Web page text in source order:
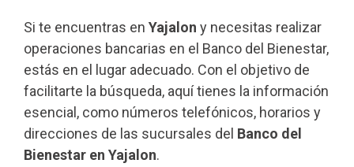
Si te encuentras en Yajalon y necesitas realizar
operaciones bancarias en el Banco del Bienestar,
estás en el lugar adecuado. Con el objetivo de
facilitarte la búsqueda, aquí tienes la información
esencial, como números telefónicos, horarios y
direcciones de las sucursales del Banco del
Bienestar en Yajalon.